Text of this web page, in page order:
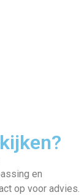
en
op voor advies.